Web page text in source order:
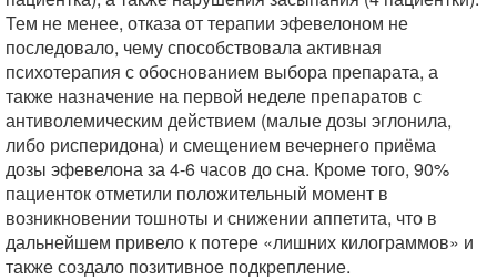
Тем не менее, отказа от терапии эфевелоном не
последовало, чему способствовала активная
психотерапия с обоснованием выбора препарата, а
также назначение на первой неделе препаратов с
антиволемическим действием (малые дозы эглонила,
либо рисперидона) и смещением вечернего приёма
дозы эфевелона за 4-6 часов до сна. Кроме того, 90%
пациенток отметили положительный момент в
возникновении тошноты и снижении аппетита, что в
дальнейшем привело к потере «лишних килограммов» и
также создало позитивное подкрепление.